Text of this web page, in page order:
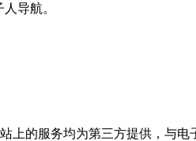
导航。
上的服务均为第三方提供，与